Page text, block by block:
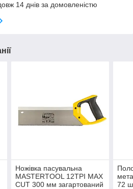
14 днів за домовленістю
Ножівка пасувальна
MASTERTOOL 12TPI MAX
CUT 300 мм загартований
72